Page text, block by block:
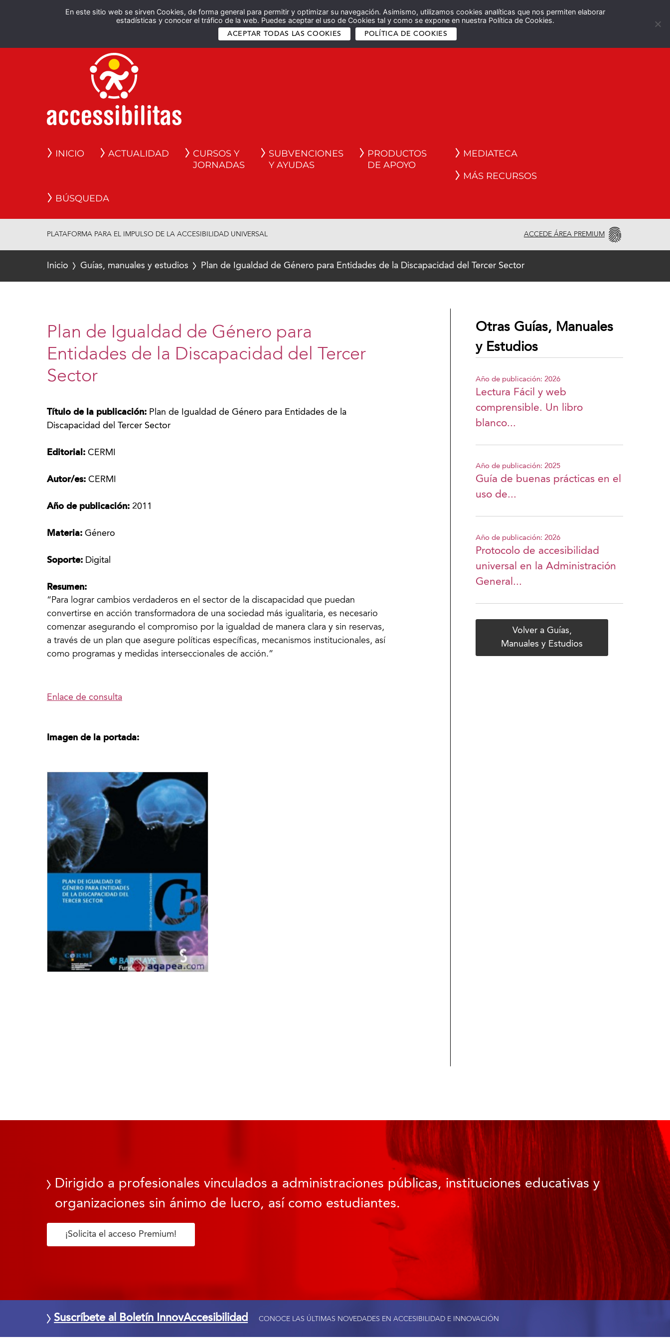
En este sitio web se sirven Cookies, de forma general para permitir y optimizar su navegación. Asimismo, utilizamos cookies analíticas que nos permiten elaborar
estadísticas y conocer el tráfico de la web. Puedes aceptar el uso de Cookies tal y como se expone en nuestra Política de Cookies.
ACEPTAR TODAS LAS COOKIES POLÍTICA DE COOKIES
Español English
INICIO ACTUALIDAD
CURSOS Y
JORNADAS
SUBVENCIONES
Y AYUDAS
PRODUCTOS
DE APOYO
MEDIATECA
MÁS RECURSOS
BÚSQUEDA
PLATAFORMA PARA EL IMPULSO DE LA ACCESIBILIDAD UNIVERSAL ACCEDE ÁREA PREMIUM
Inicio Guías, manuales y estudios Plan de Igualdad de Género para Entidades de la Discapacidad del Tercer Sector
Plan de Igualdad de Género para
Entidades de la Discapacidad del Tercer
Sector
Título de la publicación: Plan de Igualdad de Género para Entidades de la
Discapacidad del Tercer Sector
Editorial:CERMI
Autor/es:CERMI
Año de publicación: 2011
Materia:Género
Soporte: Digital
Resumen:
“Para lograr cambios verdaderos en el sector de la discapacidad que puedan
convertirse en acción transformadora de una sociedad más igualitaria, es necesario
comenzar asegurando el compromiso por la igualdad de manera clara y sin reservas,
a través de un plan que asegure políticas específicas, mecanismos institucionales, así
como programas y medidas interseccionales de acción.”
Enlace de consulta
Imagen de la portada:
Otras Guías, Manuales
y Estudios
Año de publicación: 2026
Lectura Fácil y web
comprensible. Un libro
blanco...
Año de publicación: 2025
Guía de buenas prácticas en el
uso de...
Año de publicación: 2026
Protocolo de accesibilidad
universal en la Administración
General...
Volver a Guías,
Manuales y Estudios
Dirigido a profesionales vinculados a administraciones públicas, instituciones educativas y
organizaciones sin ánimo de lucro, así como estudiantes.
¡Solicita el acceso Premium!
Suscríbete al Boletín InnovAccesibilidad CONOCE LAS ÚLTIMAS NOVEDADES EN ACCESIBILIDAD E INNOVACIÓN